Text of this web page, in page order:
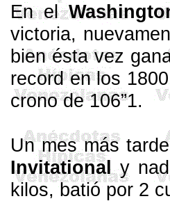
En el
victoria,
bien ésta vez
record en los
crono de 106”1.
Un mes más
Invitationaly
kilos, batió por 2